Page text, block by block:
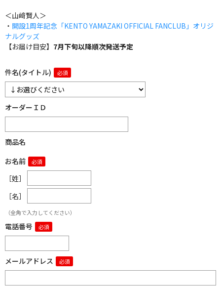
＜山﨑賢人＞
・ 開設1周年記念「KENTO YAMAZAKI OFFICIAL FANCLUB」オリジ
ナルグッズ
【お届け目安】 7月下旬以降順次発送予定
件名(タイトル)
オーダーＩＤ
商品名
お名前
［姓］
［名］
（全角で入力してください）
電話番号
メールアドレス